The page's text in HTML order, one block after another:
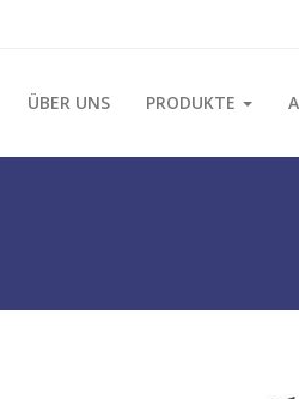
ÜBER UNS PRODUKTE